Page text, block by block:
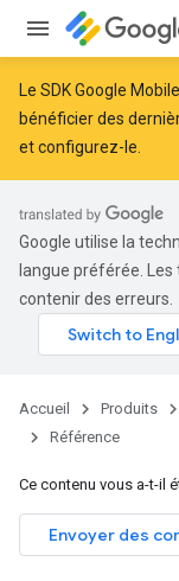
Le SDK Google
bénéficier des
etconfigurez-le
Google utilise la
langue préférée.
contenir des erreurs.
Accueil Produits
Référence
Ce contenu vous a-t-il
Envoyer des